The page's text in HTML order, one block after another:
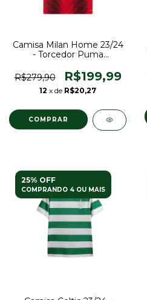
Camisa Milan Home 23/24
- Torcedor Puma
Preto
R$279,90 R$199,99
12 x de R$20,27
COMPRAR
25% OFF
COMPRANDO 4 OU MAIS